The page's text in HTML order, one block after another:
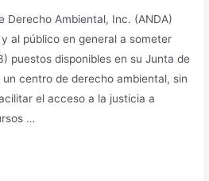
Derecho Ambiental, Inc. (ANDA)
al público en general a someter
puestos disponibles en su Junta de
centro de derecho ambiental, sin
el acceso a la justicia a
…